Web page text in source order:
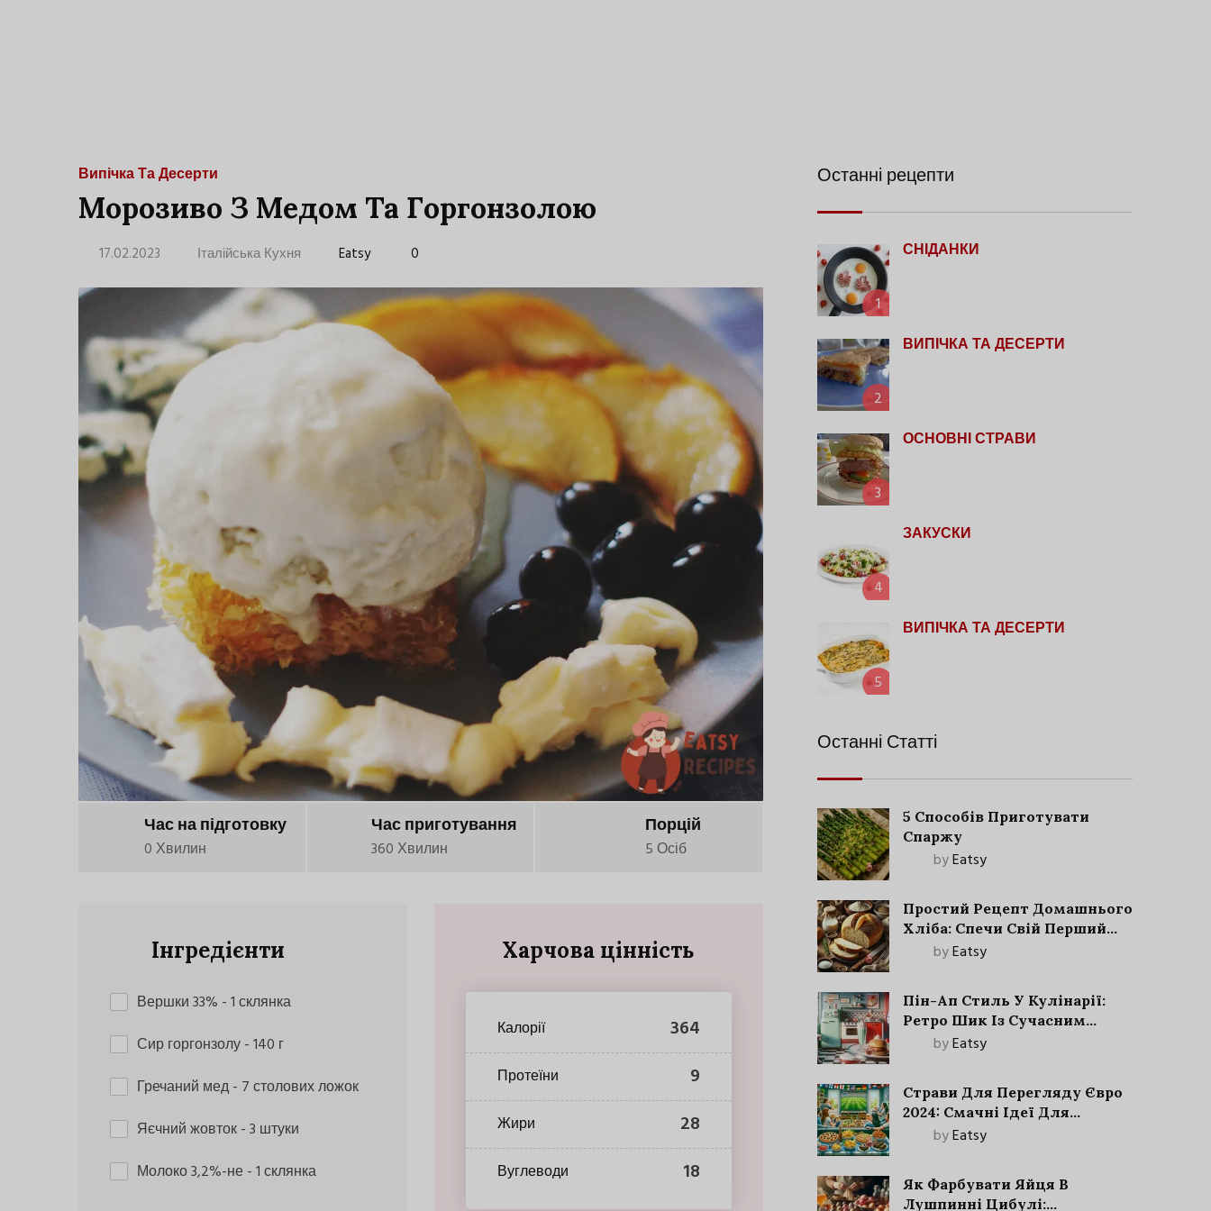
Випічка Та Десерти
Морозиво З Медом Та Горгонзолою
17.02.2023 Італійська Кухня Eatsy 0
Час на підготовку
0 Хвилин
Час приготування
360 Хвилин
Порцій
5 Осіб
Інгредієнти
Вершки 33% - 1 склянка
Сир горгонзолу- 140 г
Гречаний мед- 7 столових ложок
Яєчний жовток- 3 штуки
Молоко 3,2%-не- 1 склянка
Харчова цінність
Калорії 364
Протеїни 9
Жири 28
Вуглеводи 18
Останні рецепти
1
СНІДАНКИ
2
ВИПІЧКА ТА ДЕСЕРТИ
3
ОСНОВНІ СТРАВИ
4
ЗАКУСКИ
5
ВИПІЧКА ТА ДЕСЕРТИ
Останні Статті
5 Способів Приготувати
Спаржу
byEatsy
Простий Рецепт Домашнього
Хліба: Спечи Свій Перший
Запашний Хліб!
byEatsy
Пін-Ап Стиль У Кулінарії:
Ретро Шик Із Сучасним
Акцентом
byEatsy
Страви Для Перегляду Євро
2024: Смачні Ідеї Для
Футбольного Свята
byEatsy
Як Фарбувати Яйця В
Лушпинні Цибулі: